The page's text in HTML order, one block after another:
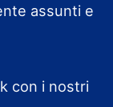
assunti e
con i nostri